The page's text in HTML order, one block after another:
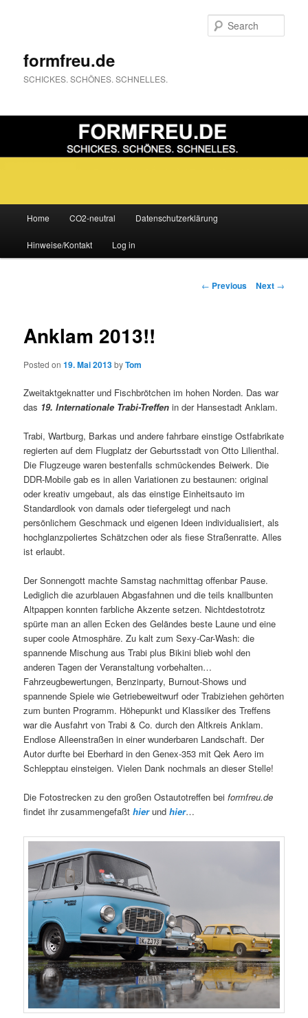
formfreu.de
SCHICKES. SCHÖNES. SCHNELLES.
Skip
to
Home CO2-neutral Datenschutzerklärung
Hinweise/Kontakt Log in
Post
← Previous Next →
Anklam 2013!!
Posted on19. Mai 2013byTom
Zweitaktgeknatter und Fischbrötchen im hohen Norden. Das war
das 19. Internationale Trabi-Treffen in der Hansestadt Anklam.
Trabi, Wartburg, Barkas und andere fahrbare einstige Ostfabrikate
regierten auf dem Flugplatz der Geburtsstadt von Otto Lilienthal.
Die Flugzeuge waren bestenfalls schmückendes Beiwerk. Die
DDR-Mobile gab es in allen Variationen zu bestaunen: original
oder kreativ umgebaut, als das einstige Einheitsauto im
Standardlook von damals oder tiefergelegt und nach
persönlichem Geschmack und eigenen Ideen individualisiert, als
hochglanzpoliertes Schätzchen oder als fiese Straßenratte. Alles
ist erlaubt.
Der Sonnengott machte Samstag nachmittag offenbar Pause.
Lediglich die azurblauen Abgasfahnen und die teils knallbunten
Altpappen konnten farbliche Akzente setzen. Nichtdestotrotz
spürte man an allen Ecken des Geländes beste Laune und eine
super coole Atmosphäre. Zu kalt zum Sexy-Car-Wash: die
spannende Mischung aus Trabi plus Bikini blieb wohl den
anderen Tagen der Veranstaltung vorbehalten…
Fahrzeugbewertungen, Benzinparty, Burnout-Shows und
spannende Spiele wie Getriebeweitwurf oder Trabiziehen gehörten
zum bunten Programm. Höhepunkt und Klassiker des Treffens
war die Ausfahrt von Trabi & Co. durch den Altkreis Anklam.
Endlose Alleenstraßen in einer wunderbaren Landschaft. Der
Autor durfte bei Eberhard in den Genex-353 mit Qek Aero im
Schlepptau einsteigen. Vielen Dank nochmals an dieser Stelle!
Die Fotostrecken zu den großen Ostautotreffen beiformfreu.de
findet ihr zusammengefaßthierundhier…